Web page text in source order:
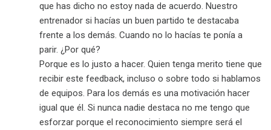
que has dicho no estoy nada de acuerdo. Nuestro
entrenador si hacías un buen partido te destacaba
frente a los demás. Cuando no lo hacías te ponía a
parir. ¿Por qué?
Porque es lo justo a hacer. Quien tenga merito tiene que
recibir este feedback, incluso o sobre todo si hablamos
de equipos. Para los demás es una motivación hacer
igual que él. Si nunca nadie destaca no me tengo que
esforzar porque el reconocimiento siempre será el